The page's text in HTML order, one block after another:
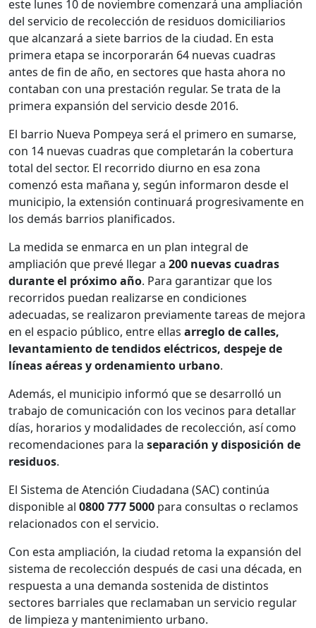
este lunes 10 de noviembre comenzará una ampliación
del servicio de recolección de residuos domiciliarios
que alcanzará a siete barrios de la ciudad. En esta
primera etapa se incorporarán 64 nuevas cuadras
antes de fin de año, en sectores que hasta ahora no
contaban con una prestación regular. Se trata de la
primera expansión del servicio desde 2016.
El barrio Nueva Pompeya será el primero en sumarse,
con 14 nuevas cuadras que completarán la cobertura
total del sector. El recorrido diurno en esa zona
comenzó esta mañana y, según informaron desde el
municipio, la extensión continuará progresivamente en
los demás barrios planificados.
La medida se enmarca en un plan integral de
ampliación que prevé llegar a 200 nuevas cuadras
durante el próximo año. Para garantizar que los
recorridos puedan realizarse en condiciones
adecuadas, se realizaron previamente tareas de mejora
en el espacio público, entre ellas arreglo de calles,
levantamiento de tendidos eléctricos, despeje de
líneas aéreas y ordenamiento urbano.
Además, el municipio informó que se desarrolló un
trabajo de comunicación con los vecinos para detallar
días, horarios y modalidades de recolección, así como
recomendaciones para la separación y disposición de
residuos.
El Sistema de Atención Ciudadana (SAC) continúa
disponible al 0800 777 5000 para consultas o reclamos
relacionados con el servicio.
Con esta ampliación, la ciudad retoma la expansión del
sistema de recolección después de casi una década, en
respuesta a una demanda sostenida de distintos
sectores barriales que reclamaban un servicio regular
de limpieza y mantenimiento urbano.